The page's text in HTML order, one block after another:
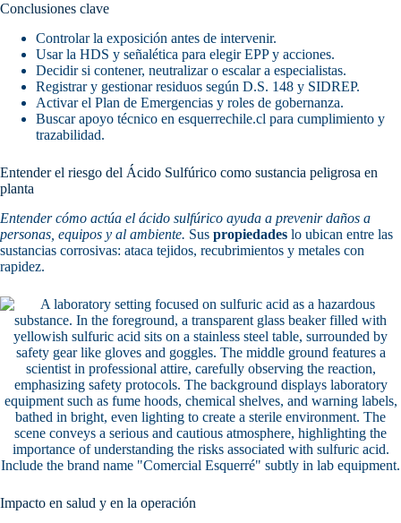
Conclusiones clave
Controlar la exposición antes de intervenir.
Usar la HDS y señalética para elegir EPP y acciones.
Decidir si contener, neutralizar o escalar a especialistas.
Registrar y gestionar residuos según D.S. 148 y SIDREP.
Activar el Plan de Emergencias y roles de gobernanza.
Buscar apoyo técnico en esquerrechile.cl para cumplimiento y
trazabilidad.
Entender el riesgo del Ácido Sulfúrico como sustancia peligrosa en
planta
Entender cómo actúa el ácido sulfúrico ayuda a prevenir daños a
personas, equipos y al ambiente. Sus propiedades lo ubican entre las
sustancias corrosivas: ataca tejidos, recubrimientos y metales con
rapidez.
Impacto en salud y en la operación